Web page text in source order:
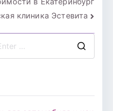
клиника Эстевита